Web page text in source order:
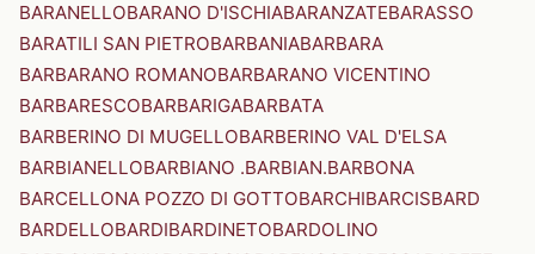
BARANELLOBARANO D'ISCHIABARANZATEBARASSO
BARATILI SAN PIETROBARBANIABARBARA
BARBARANO ROMANOBARBARANO VICENTINO
BARBARESCOBARBARIGABARBATA
BARBERINO DI MUGELLOBARBERINO VAL D'ELSA
BARBIANELLOBARBIANO .BARBIAN.BARBONA
BARCELLONA POZZO DI GOTTOBARCHIBARCISBARD
BARDELLOBARDIBARDINETOBARDOLINO